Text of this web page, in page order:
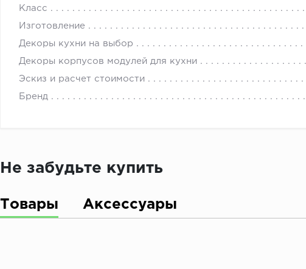
Класс
Изготовление
Декоры кухни на выбор
Декоры корпусов модулей для кухни
Эскиз и расчет стоимости
Бренд
Все цвета или параметры товаров, из которых состоит
Точную стоимость кухонной мебели на заказ под ваши
Не забудьте купить
Товары Аксессуары